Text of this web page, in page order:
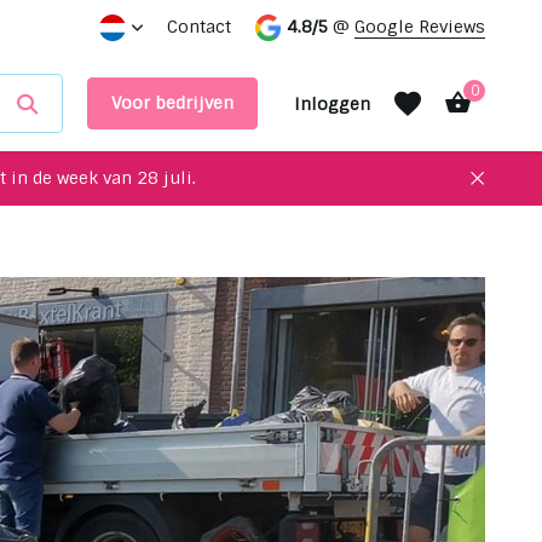
Contact 4.8/5 @ Google Reviews
Voor bedrijven Inloggen
Account aanmaken
Account aanmaken
0
in de week van 28 juli.